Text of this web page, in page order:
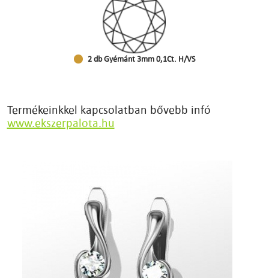
2 db Gyémánt 3mm 0,1Ct. H/VS
Termékeinkkel kapcsolatban bővebb infó
www.ekszerpalota.hu